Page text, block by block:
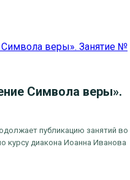
Символа веры».
публикацию занятий во
курсу диакона Иоанна Иванова